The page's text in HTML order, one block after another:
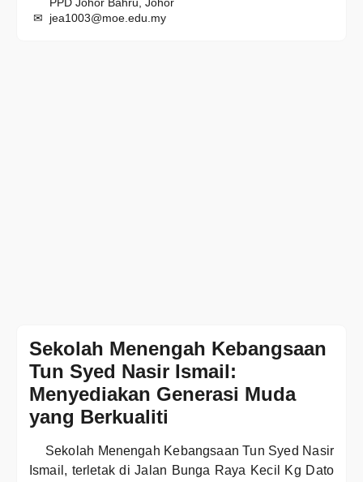
jea1003@moe.edu.my
Sekolah Menengah Kebangsaan
Tun Syed Nasir Ismail:
Menyediakan Generasi Muda
yang Berkualiti
Sekolah Menengah Kebangsaan Tun Syed Nasir
Ismail, terletak di Jalan Bunga Raya Kecil Kg Dato